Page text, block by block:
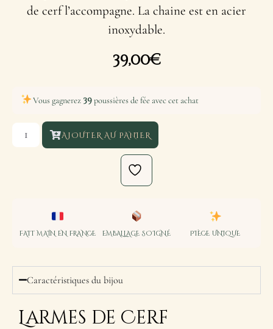
de cerf l’accompagne. La chaine est en acier
inoxydable.
39,00€
Vous gagnerez 39poussières de fée avec cet achat
AJOUTER AU PANIER
FAIT MAIN EN FRANCE EMBALLAGE SOIGNÉ PIÈCE UNIQUE
Caractéristiques du bijou
Larmes de Cerf